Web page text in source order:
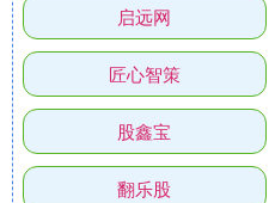
启远网
匠心智策
股鑫宝
翻乐股